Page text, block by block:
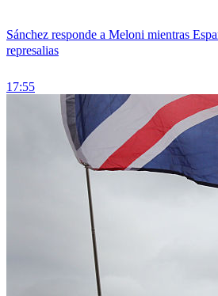
Sánchez responde a Meloni mientras
represalias
17:55